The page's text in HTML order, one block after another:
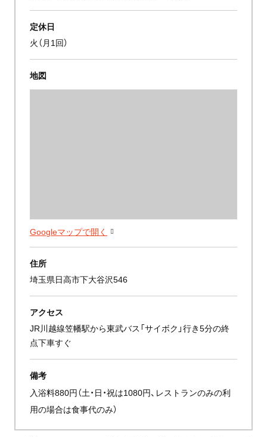
定休日
火（月1回）
地図
Googleマップで開く
住所
埼玉県日高市下大谷沢546
アクセス
JR川越線笠幡駅から東武バス「サイボク」行き5分の終
点下車すぐ
備考
入浴料880円（土・日・祝は1080円、レストランのみの利
用の場合は食事代のみ）